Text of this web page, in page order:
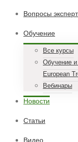
Вопросы
Обучение
Все курсы
Обучение
European
Вебинары
Новости
Статьи
Видео